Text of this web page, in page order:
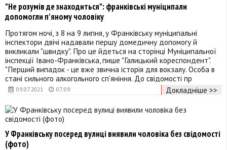
09.07.2021 07:09
"Не розумів де знаходиться": франківські муніципали
допомогли п'яному чоловіку
Протягом ночі, з 8 на 9 липня, у Франківську муніципальні
інспектори двічі надавали першу домедичну допомогу й
викликали "швидку". Про це йдеться на сторінці Муніципальної
інспекції Івано-Франківська, пише "Галицький кореспондент".
"Перший випадок - це вже звична історія для вокзалу. Особа в
стані сильного алкогольного сп'яніння. До свідомості пр
Докладніше >>
У Франківську посеред вулиці виявили чоловіка без свідомості
(фото)